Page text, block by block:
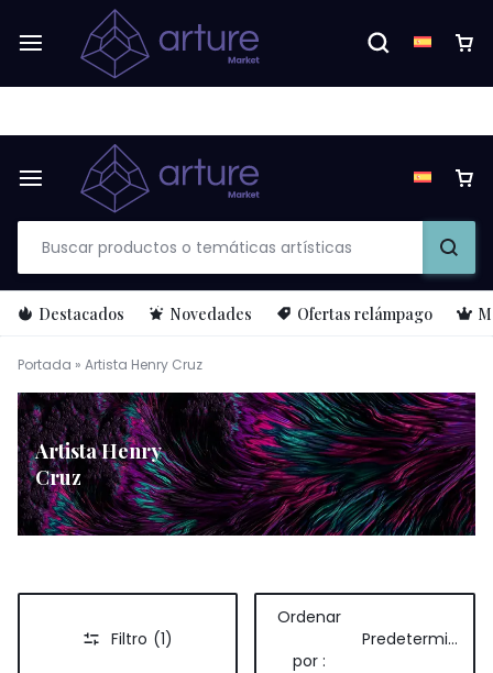
Proyecto apoyado por el
Destacados Novedades Ofertas relámpago
Portada » Artista Henry Cruz
Artista Henry
Cruz
Filtro (1)
Ordenar
por :
Predeterminado